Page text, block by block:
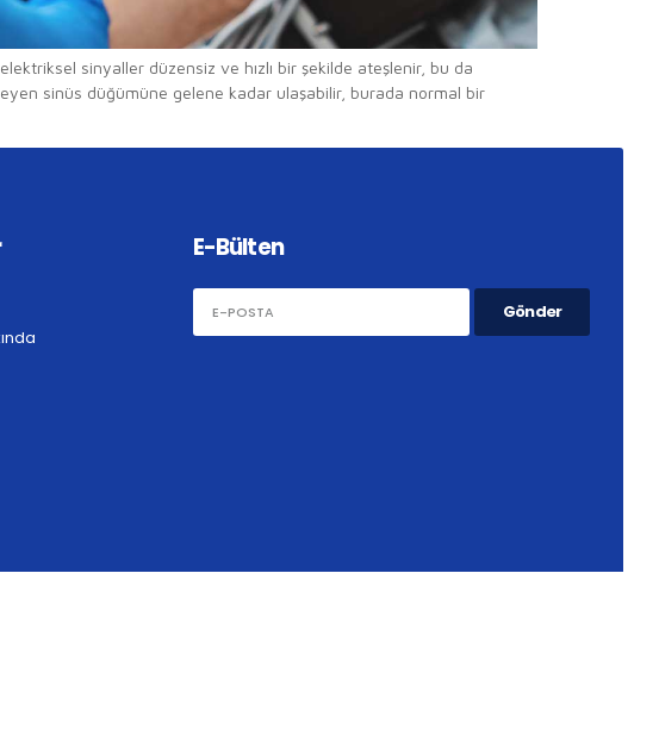
sinyaller düzensiz ve hızlı bir şekilde ateşlenir, bu da
sinüs düğümüne gelene kadar ulaşabilir, burada normal bir
E-Bülten
Gönder